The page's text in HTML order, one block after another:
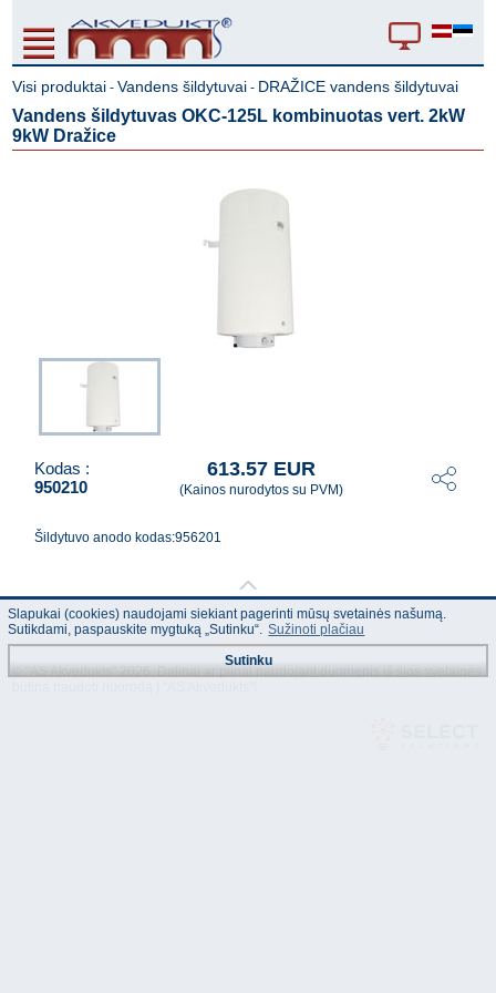
Visi produktai -Vandens šildytuvai - DRAŽICE vandens šildytuvai
Vandens šildytuvas OKC-125L kombinuotas vert. 2kW
9kW Dražice
Kodas :
950210
613.57 EUR
(Kainos nurodytos su PVM)
Šildytuvo anodo kodas:956201
© "AS Akvedukts" 2026. Dalinai ar pilnai naudojant duomenis iš šios svetainės
Slapukai (cookies) naudojami siekiant pagerinti mūsų svetainės našumą.
Sutikdami, paspauskite mygtuką „Sutinku“. Sužinoti plačiau
Sutinku